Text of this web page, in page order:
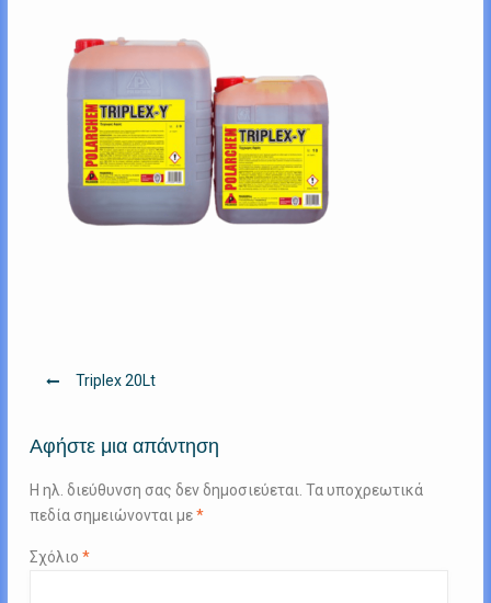
Πλοήγηση
Triplex 20Lt
Αφήστε μια απάντηση
Η ηλ. διεύθυνση σας δεν δημοσιεύεται. Τα υποχρεωτικά
πεδία σημειώνονται με*
Σχόλιο *